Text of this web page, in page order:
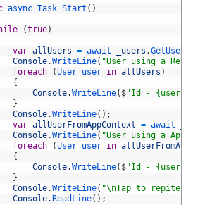
async Task Start ( )
(true)
var allUsers = await _users .
Console.WriteLine( "User using a
foreach
(User user in allUsers )
{
Console.WriteLine( $"Id - {user.Id},
}
Console.WriteLine( ) ;
var allUserFromAppContext = await
Console.WriteLine( "User using a
foreach
(User user in
{
Console.WriteLine( $"Id - {user.Id},
}
Console.WriteLine( "\nTap to repite"
Console. ReadLine( ) ;